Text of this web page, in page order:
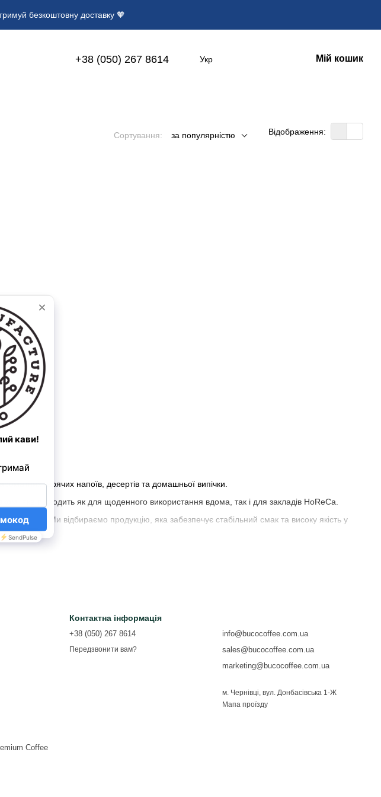
безкоштовну доставку 🧡
+38 (050) 267 8614 Укр Мій кошик
Сортування: за популярністю Відображення:
гарячих напоїв, десертів та домашньої випічки.
яке підходить як для щоденного використання вдома, так і для закладів HoReCa.
Україні. Ми відбираємо продукцію, яка забезпечує стабільний смак та високу якість у
Coffee
Контактна інформація
+38 (050) 267 8614
Передзвонити вам?
info@bucocoffee.com.ua
sales@bucocoffee.com.ua
marketing@bucocoffee.com.ua
м. Чернівці, вул. Донбасівська 1-Ж
Мапа проїзду